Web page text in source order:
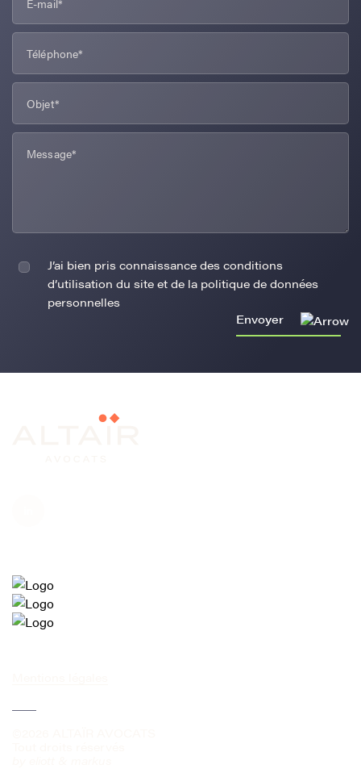
J’ai bien pris connaissance des conditions
d’utilisation du site et de la politique de données
personnelles
Envoyer